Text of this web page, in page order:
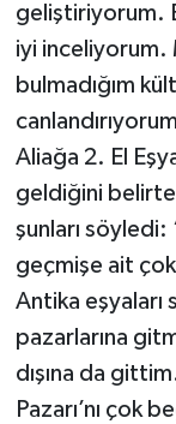
geliştiriyorum.
iyi
bulmadığım
Aliağa 2. El
geldiğini
şunları söyledi:
geçmişe ait
Antika eşyaları
pazarlarına
dışına da
Pazarı’nı çok